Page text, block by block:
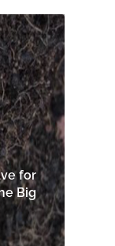
for
Big